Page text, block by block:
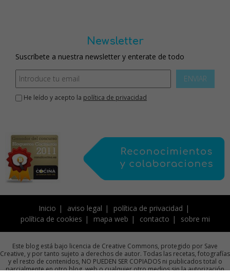
Newsletter
Suscríbete a nuestra newsletter y enterate de todo
ENVIAR
He leído y acepto la política de privacidad
Inicio aviso legal
política de privacidad
política de cookies
mapa web contacto sobre mi
Este blog está bajo licencia de Creative Commons, protegido por Save
Creative, y por tanto sujeto a derechos de autor. Todas las recetas, fotografías
y el resto de contenidos, NO PUEDEN SER COPIADOS ni publicados total o
parcialmente en otro blog, web o cualquier otro medios sin la autorización